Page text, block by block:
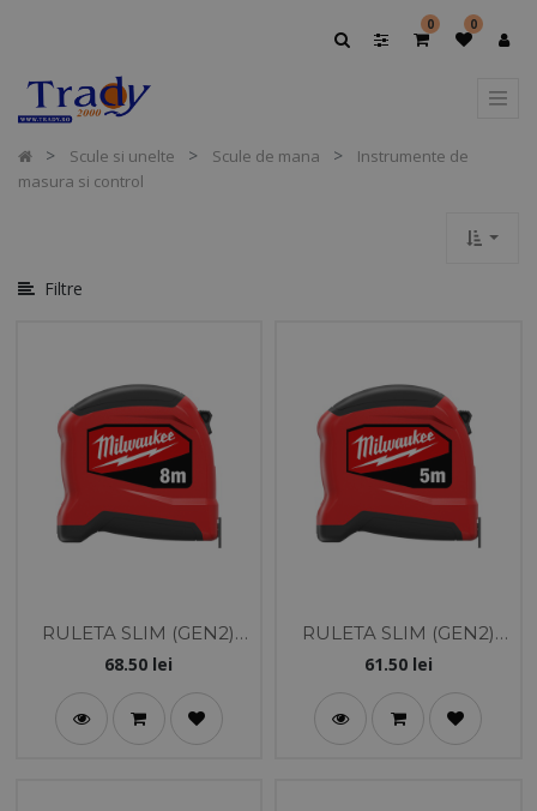
0 0
Scule si unelte Scule de mana
Instrumente de
masura si control
Filtre
Afișați
Categoriile
RULETA SLIM (GEN2)
8M
68.50 lei
RULETA SLIM (GEN2)
5M
61.50lei